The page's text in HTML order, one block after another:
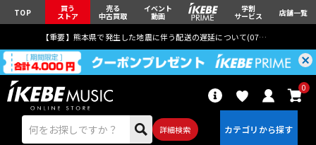
TOP 買う
ストア
売る
中古買取
イベント
動画
学割
サービス 店舗一覧
【重要】熊本県で発生した地震に伴う配送の遅延について(07月29日
詳細検索
0